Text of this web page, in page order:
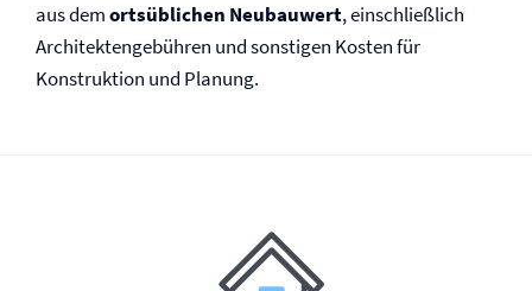
aus demortsüblichen Neubauwert, einschließlich
Architektengebühren und sonstigen Kosten für
Konstruktion und Planung.